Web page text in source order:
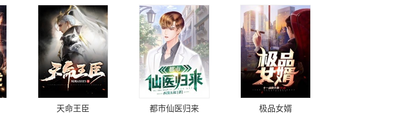
天命王臣 都市仙医归来 极品女婿